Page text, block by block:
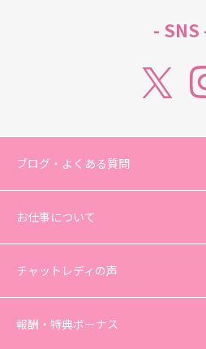
- SNS
ブログ・よくある質問
お仕事について
チャットレディの声
報酬・特典ボーナス